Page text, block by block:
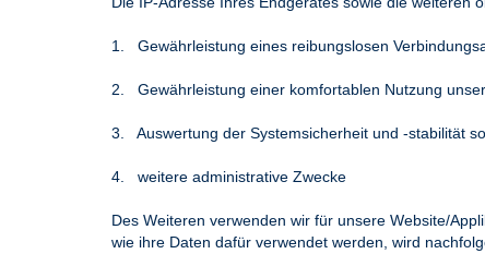
1. Gewährleistung eines reibungslosen
2. Gewährleistung einer komfortablen Nutzung
3. Auswertung der Systemsicherheit und -stabilität
4. weitere administrative Zwecke
Des Weiteren verwenden wir für unsere Website/
wie ihre Daten dafür verwendet werden, wird